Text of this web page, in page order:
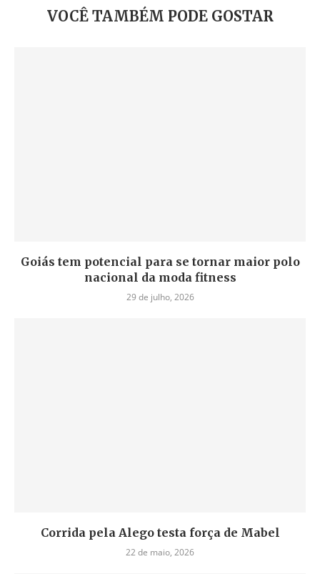
VOCÊ TAMBÉM PODE GOSTAR
Goiás tem potencial para se tornar maior polo
nacional da moda fitness
29 de julho, 2026
Corrida pela Alego testa força de Mabel
22 de maio, 2026